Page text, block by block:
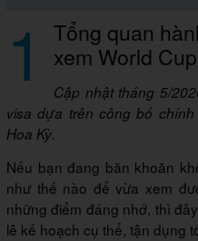
1 Tổng quan
xem World
Cập nhật tháng 5/
visa dựa trên công bố
Hoa Kỳ.
Nếu bạn đang băn khoăn
như thế nào để vừa xem
những điểm đáng nhớ, thì
lê kế hoạch cụ thể, tận dụng